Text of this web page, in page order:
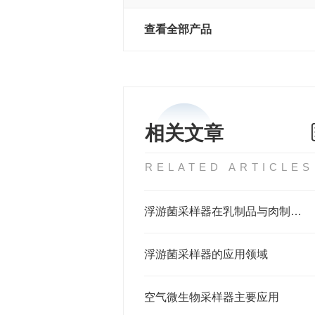
查看全部产品
相关文章
RELATED ARTICLES
浮游菌采样器在乳制品与肉制品洁净车间中的标准化操作流程
浮游菌采样器的应用领域
空气微生物采样器主要应用